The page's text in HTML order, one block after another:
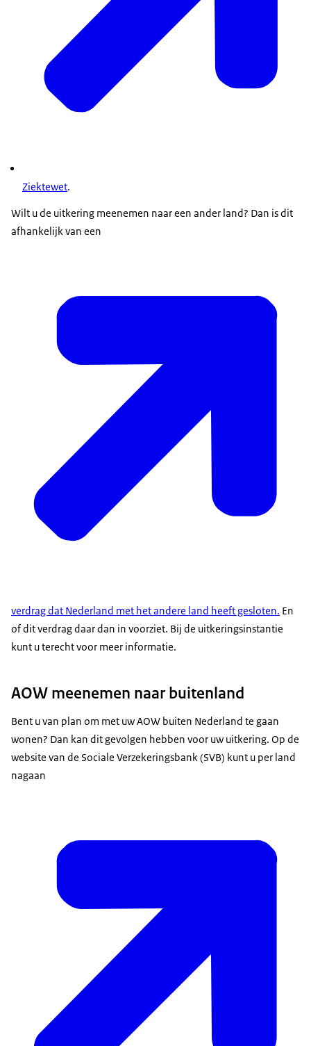
Ziektewet.
Wilt u de uitkering meenemen naar een ander land? Dan is dit
afhankelijk van een
verdrag dat Nederland met het andere land heeft gesloten. En
of dit verdrag daar dan in voorziet. Bij de uitkeringsinstantie
kunt u terecht voor meer informatie.
AOW meenemen naar buitenland
Bent u van plan om met uw AOW buiten Nederland te gaan
wonen? Dan kan dit gevolgen hebben voor uw uitkering. Op de
website van de Sociale Verzekeringsbank (SVB) kunt u per land
nagaan